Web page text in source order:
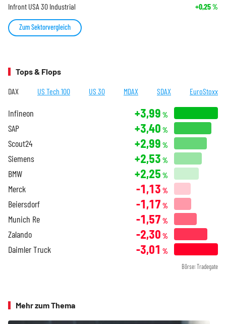
Infront USA 30 Industrial +0,25%
Zum Sektorvergleich
Tops & Flops
DAX US Tech 100 US 30 MDAX SDAX EuroStoxx
Infineon +3,99 %
SAP +3,40 %
Scout24 +2,99 %
Siemens +2,53 %
BMW +2,25 %
Merck -1,13 %
Beiersdorf -1,17 %
Munich Re -1,57 %
Zalando -2,30 %
Daimler Truck -3,01 %
Börse: Tradegate
Mehr zum Thema